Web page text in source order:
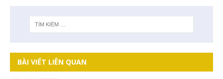
BÀI VIẾT LIÊN QUAN